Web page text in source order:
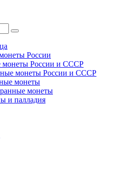
России
монеты России и СССР
монеты России и СССР
монеты
монеты
и палладия